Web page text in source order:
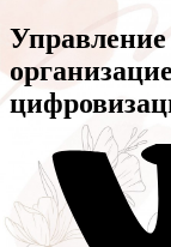
Управление